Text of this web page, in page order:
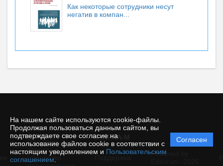
На нашем сайте используются cookie-файлы.
Продолжая пользоваться данным сайтом, вы
подтверждаете свое согласие на
использование файлов cookie в соответствии с
настоящим уведомлением и Пользовательским
соглашением
Согласен
Как некоторые сотрудники несут
негатив в компан...
© INFRA-M
Политика
защиты и
обработки
Powered by